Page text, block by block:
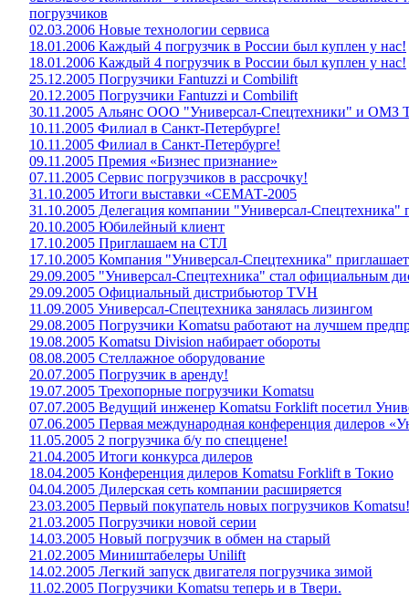
погрузчиков
02.03.2006 Новые технологии сервиса
18.01.2006 Каждый 4 погрузчик в России был куплен у нас!
18.01.2006 Каждый 4 погрузчик в России был куплен у нас!
25.12.2005 Погрузчики Fantuzzi и Combilift
20.12.2005 Погрузчики Fantuzzi и Combilift
30.11.2005 Альянс ООО "Универсал-Спецтехники" и ОМЗ
10.11.2005 Филиал в Санкт-Петербурге!
10.11.2005 Филиал в Санкт-Петербурге!
09.11.2005 Премия «Бизнес признание»
07.11.2005 Сервис погрузчиков в рассрочку!
31.10.2005 Итоги выставки «СЕМАТ-2005
31.10.2005 Делегация компании "Универсал-
20.10.2005 Юбилейный клиент
17.10.2005 Приглашаем на СТЛ
17.10.2005 Компания "Универсал-Спецтехника"
29.09.2005 "Универсал-Спецтехника" стал официальным
29.09.2005 Официальный дистрибьютор TVH
11.09.2005 Универсал-Спецтехника занялась лизингом
29.08.2005 Погрузчики Komatsu работают на лучшем
19.08.2005 Komatsu Division набирает обороты
08.08.2005 Стеллажное оборудование
20.07.2005 Погрузчик в аренду!
19.07.2005 Трехопорные погрузчики Komatsu
07.07.2005 Ведущий инженер Komatsu Forklift посетил
07.06.2005 Первая международная конференция дилеров
11.05.2005 2 погрузчика б/у по спеццене!
21.04.2005 Итоги конкурса дилеров
18.04.2005 Конференция дилеров Komatsu Forklift в Токио
04.04.2005 Дилерская сеть компании расширяется
23.03.2005 Первый покупатель новых погрузчиков Komatsu!
21.03.2005 Погрузчики новой серии
14.03.2005 Новый погрузчик в обмен на старый
21.02.2005 Миништабелеры Unilift
14.02.2005 Легкий запуск двигателя погрузчика зимой
11.02.2005 Погрузчики Komatsu теперь и в Твери.